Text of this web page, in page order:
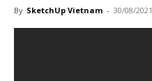
By SketchUp Vietnam - 30/08/2021